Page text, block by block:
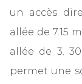
un accès
allée de 7.15
allée de 3.
permet une